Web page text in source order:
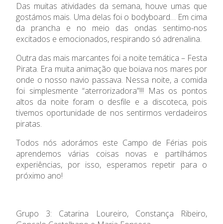
Das muitas atividades da semana, houve umas que
gostámos mais. Uma delas foi o bodyboard… Em cima
da prancha e no meio das ondas sentimo-nos
excitados e emocionados, respirando só adrenalina.
Outra das mais marcantes foi a noite temática – Festa
Pirata. Era muita animação que boiava nos mares por
onde o nosso navio passava. Nessa noite, a comida
foi simplesmente “aterrorizadora”!!! Mas os pontos
altos da noite foram o desfile e a discoteca, pois
tivemos oportunidade de nos sentirmos verdadeiros
piratas.
Todos nós adorámos este Campo de Férias pois
aprendemos várias coisas novas e partilhámos
experiências, por isso, esperamos repetir para o
próximo ano!
Grupo 3: Catarina Loureiro, Constança Ribeiro,